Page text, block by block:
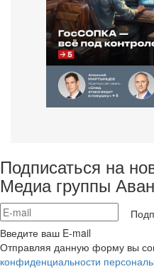
Подписаться на
Медиа группы
Введите ваш E-mail
Отправляя данную форму вы
конфиденциальности